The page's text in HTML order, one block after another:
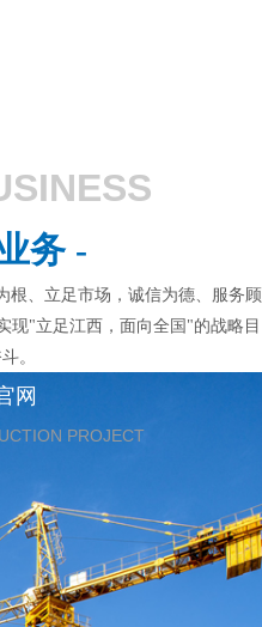
务 -
根、立足市场，诚信为德、服务顾
现"立足江西，面向全国"的战略目
。
网
PROJECT